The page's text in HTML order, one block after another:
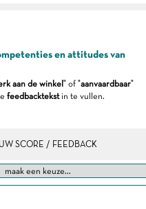
en attitudes van
aan de winkel " of "aanvaardbaar"
feedbacktekstin te vullen.
UW SCORE / FEEDBACK